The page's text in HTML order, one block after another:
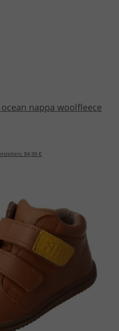
nappa woolfleece
84,99 €